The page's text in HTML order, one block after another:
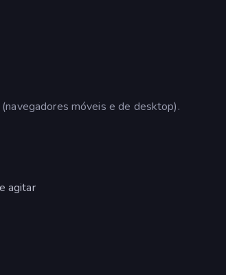
móveis e de desktop).
agitar